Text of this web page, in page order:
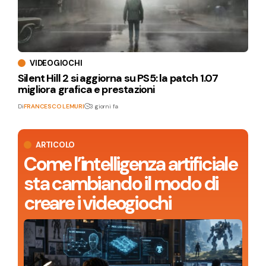
ARTICOLO
Come l’intelligenza artificiale
sta cambiando il modo di
creare i videogiochi
VIDEOGIOCHI
Silent Hill 2 si aggiorna su PS5: la patch 1.07
migliora grafica e prestazioni
DiFRANCESCO LEMURI 3 giorni fa